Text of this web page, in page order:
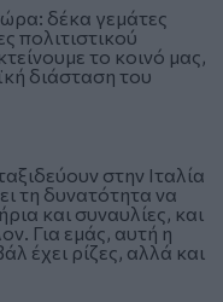
δέκα γεμάτες
πολιτιστικού
το κοινό μας,
διάσταση του
στην Ιταλία
τη δυνατότητα να
και συναυλίες, και
Για εμάς, αυτή η
έχει ρίζες, αλλά και